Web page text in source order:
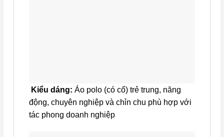
Kiểu dáng: Áo polo (có cổ) trẻ trung, năng
động, chuyên nghiệp và chỉn chu phù hợp với
tác phong doanh nghiệp